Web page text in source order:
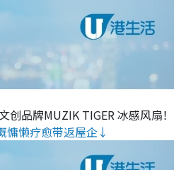
创品牌MUZIK TIGER 冰感风扇！
慵懒疗愈带返屋企↓